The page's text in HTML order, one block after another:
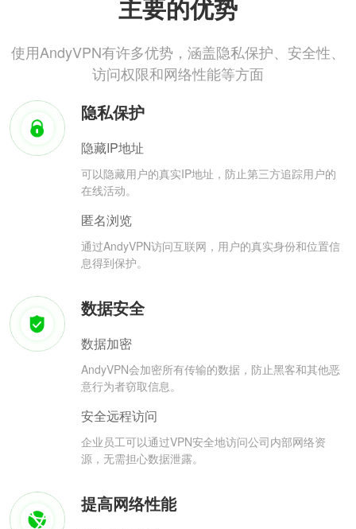
主要的优势
使用AndyVPN有许多优势，涵盖隐私保护、安全性、
访问权限和网络性能等方面
隐私保护
隐藏IP地址
可以隐藏用户的真实IP地址，防止第三方追踪用户的
在线活动。
匿名浏览
通过AndyVPN访问互联网，用户的真实身份和位置信
息得到保护。
数据安全
数据加密
AndyVPN会加密所有传输的数据，防止黑客和其他恶
意行为者窃取信息。
安全远程访问
企业员工可以通过VPN安全地访问公司内部网络资
源，无需担心数据泄露。
提高网络性能